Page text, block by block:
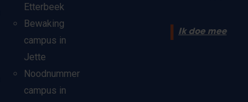
Etterbeek
Bewaking
campus in
Jette
Noodnummer
campus in
Ik doe mee